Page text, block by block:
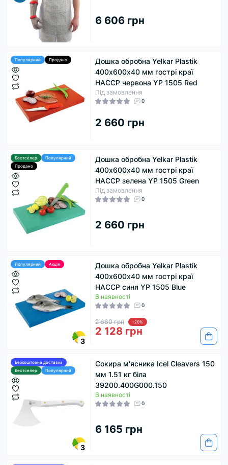
6 606 грн
Популярний Продано
Дошка обробна Yelkar Plastik
400х600х40 мм гострі краї
HACCP червона YP 1505 Red
Під замовлення
0
2 660 грн
Бестселер
Популярний
Продано
Дошка обробна Yelkar Plastik
400х600х40 мм гострі краї
HACCP зелена YP 1505 Green
Під замовлення
0
2 660 грн
Популярний Акція
3
Дошка обробна Yelkar Plastik
400х600х40 мм гострі краї
HACCP синя YP 1505 Blue
В наявності
0
2 660 грн -20%
2 128 грн
Безкоштовна доставка
Бестселер
Популярний
3
Сокира м'ясника Icel Cleavers 150
мм 1.51 кг біла
39200.400G000.150
В наявності
0
6 165 грн